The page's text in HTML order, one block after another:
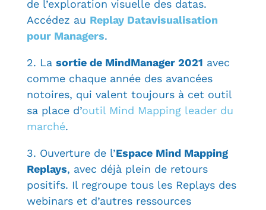
de l’exploration visuelle des datas.
Accédez au Replay Datavisualisation
pour Managers.
2. La sortie de MindManager 2021 avec
comme chaque année des avancées
notoires, qui valent toujours à cet outil
sa place d’outil Mind Mapping leader du
marché.
3. Ouverture de l’Espace Mind Mapping
Replays, avec déjà plein de retours
positifs. Il regroupe tous les Replays des
webinars et d’autres ressources